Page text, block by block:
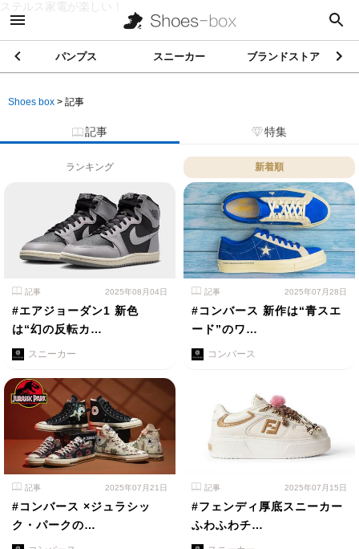
ステルス家電が楽しい！
パンプス スニーカー ブランドストア
Shoes box > 記事
記事 特集
ランキング 新着順
記事 2025年08月04日
#エアジョーダン1 新色
は“幻の反転カ…
スニーカー
記事 2025年07月28日
#コンバース 新作は“青スエ
ード”のワ…
コンバース
記事 2025年07月21日
#コンバース ×ジュラシッ
ク・パークの…
記事 2025年07月15日
#フェンディ厚底スニーカー
ふわふわチ…